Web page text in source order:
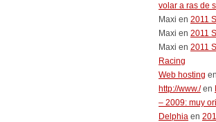
volar a ras de
Maxi en 2011
Maxi en 2011
Maxi en 2011
Racing
Web hosting
http://www./en
– 2009: muy
Delphia en